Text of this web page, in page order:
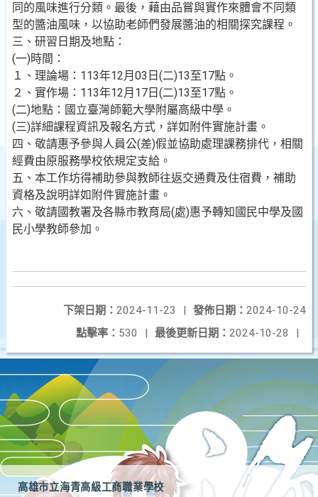
同的風味進行分類。最後，藉由品嘗與實作來體會不同類
型的醬油風味，以協助老師們發展醬油的相關探究課程。
三、研習日期及地點：
(一)時間：
１、理論場：113年12月03日(二)13至17點。
２、實作場：113年12月17日(二)13至17點。
(二)地點：國立臺灣師範大學附屬高級中學。
(三)詳細課程資訊及報名方式，詳如附件實施計畫。
四、敬請惠予參與人員公(差)假並協助處理課務排代，相關
經費由原服務學校依規定支給。
五、本工作坊得補助參與教師往返交通費及住宿費，補助
資格及說明詳如附件實施計畫。
六、敬請國教署及各縣市教育局(處)惠予轉知國民中學及國
民小學教師參加。
發佈日期： 2024-10-24
下架日期： 2024-11-23
|
最後更新日期： 2024-10-28 |
點擊率： 530 |
高雄市立海青高級工商職業學校